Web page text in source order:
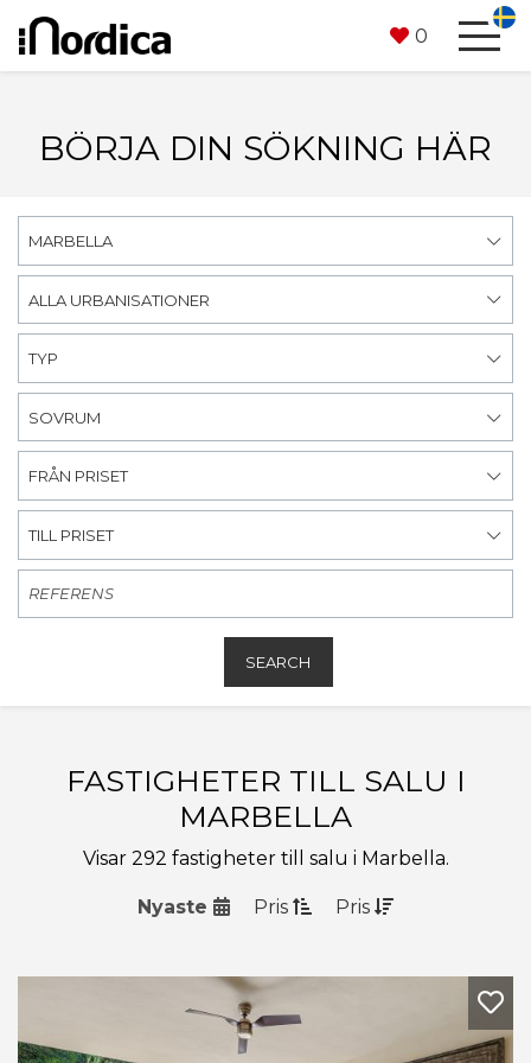
0
BÖRJA DIN SÖKNING HÄR
MARBELLA
ALLA URBANISATIONER
TYP
SOVRUM
FRÅN PRISET
TILL PRISET
SEARCH
FASTIGHETER TILL SALU I
MARBELLA
Visar 292 fastigheter till salu i Marbella.
Nyaste Pris Pris